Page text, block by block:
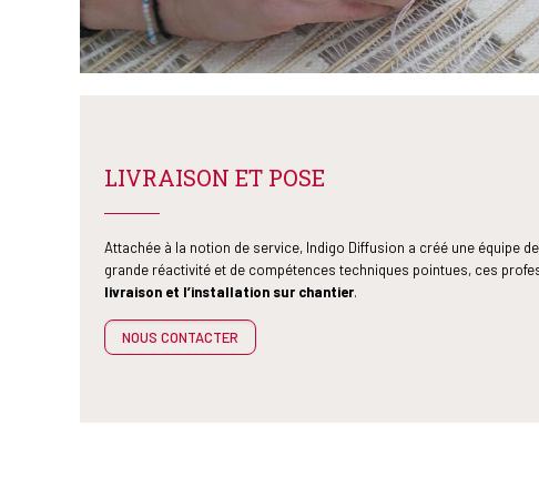
LIVRAISON ET POSE
Attachée à la notion de service, Indigo Diffusion a créé une équipe
grande réactivité et de compétences techniques pointues, ces
livraison et l’installation sur chantier.
NOUS CONTACTER